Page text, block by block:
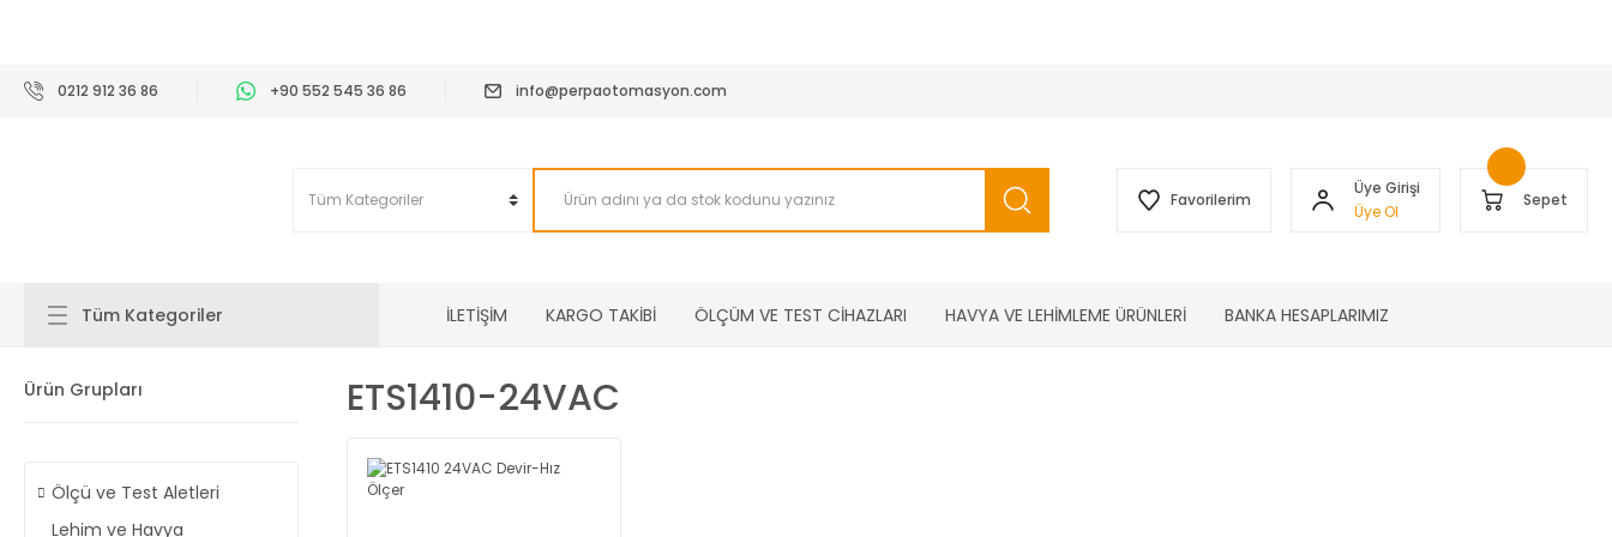
0212 912 36 86 +90 552 545 36 86 info@perpaotomasyon.com
Favorilerim
Üye Girişi
Üye Ol
Sepet
Tüm Kategoriler İLETİŞİM KARGO TAKİBİ ÖLÇÜM VE TEST CİHAZLARI HAVYA VE LEHİMLEME ÜRÜNLERİ BANKA HESAPLARIMIZ
Ürün Grupları
Ölçü ve Test Aletleri
Lehim ve Havya
ETS1410-24VAC